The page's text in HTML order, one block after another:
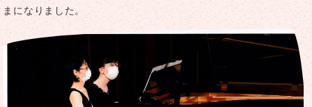
まになりました。